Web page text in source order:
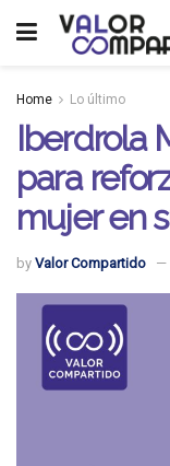
Home Lo último
Iberdrola
para
mujer en
by Valor Compartido